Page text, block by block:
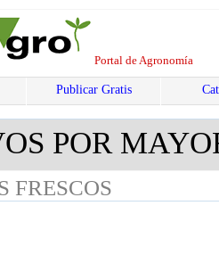
Portal de Agronomía
Publicar Gratis
POR
FRESCOS